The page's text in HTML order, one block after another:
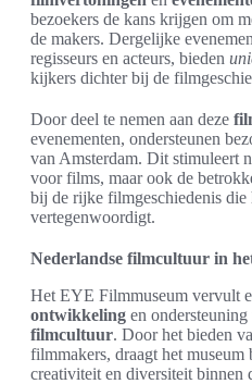
bezoekers de kans krijgen om
de makers. Dergelijke
regisseurs en acteurs, bieden
kijkers dichter bij de
Door deel te nemen aan deze
evenementen, ondersteunen
van Amsterdam. Dit stimuleert
voor films, maar ook de
bij de rijke filmgeschiedenis
vertegenwoordigt.
Nederlandse filmcultuur in
Het EYE Filmmuseum vervult
ontwikkeling en ondersteuning
filmcultuur. Door het bieden
filmmakers, draagt het museum
creativiteit en diversiteit binnen